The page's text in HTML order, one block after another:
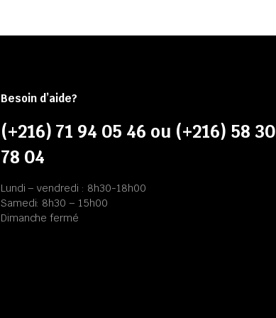
Besoin d’aide?
(+216) 71 94 05 46 ou (+216) 58 30
78 04
Lundi – vendredi : 8h30-18h00
Samedi: 8h30 – 15h00
Dimanche fermé